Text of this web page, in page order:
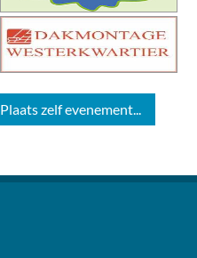
Plaats zelf evenement...